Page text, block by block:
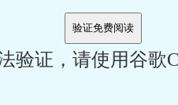
验证，请使用谷歌